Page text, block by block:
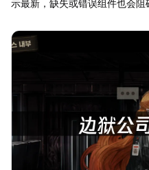
示最新，缺失或错误组件也会阻